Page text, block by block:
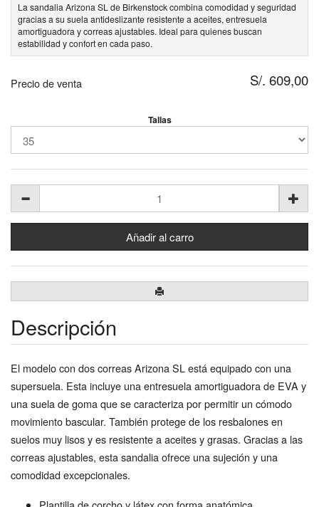
La sandalia Arizona SL de Birkenstock combina comodidad y seguridad
gracias a su suela antideslizante resistente a aceites, entresuela
amortiguadora y correas ajustables. Ideal para quienes buscan
estabilidad y confort en cada paso.
Precio de venta S/. 609,00
Tallas
Descripción
El modelo con dos correas Arizona SL está equipado con una
supersuela. Esta incluye una entresuela amortiguadora de EVA y
una suela de goma que se caracteriza por permitir un cómodo
movimiento bascular. También protege de los resbalones en
suelos muy lisos y es resistente a aceites y grasas. Gracias a las
correas ajustables, esta sandalia ofrece una sujeción y una
comodidad excepcionales.